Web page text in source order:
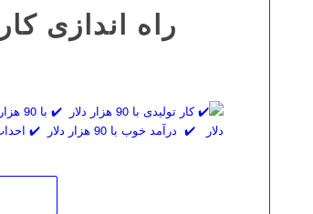
راه اندازی کار